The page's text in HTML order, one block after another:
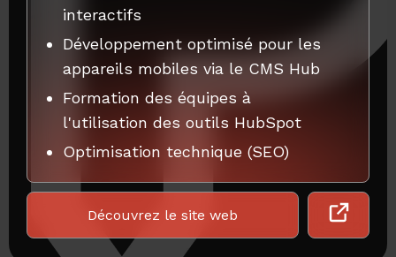
interactifs
Développement optimisé pour les
appareils mobiles via le CMS Hub
Formation des équipes à
l'utilisation des outils HubSpot
Optimisation technique (SEO)
Découvrez le site web